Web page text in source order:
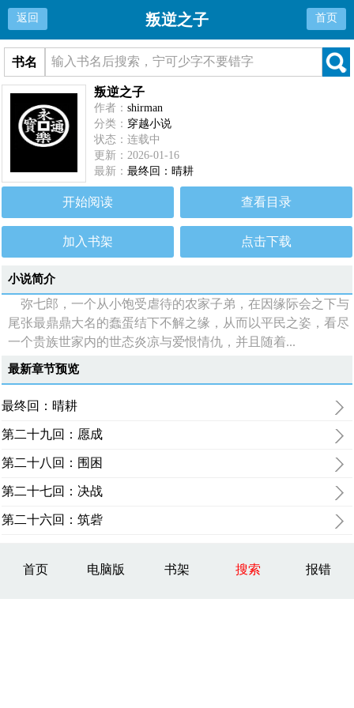
返回 叛逆之子 首页
书名
叛逆之子
作者：shirman
分类： 穿越小说
状态：连载中
更新：2026-01-16
最新：最终回：晴耕
开始阅读 查看目录
加入书架 点击下载
小说简介
弥七郎，一个从小饱受虐待的农家子弟，在因缘际会之下与
尾张最鼎鼎大名的蠢蛋结下不解之缘，从而以平民之姿，看尽
一个贵族世家内的世态炎凉与爱恨情仇，并且随着...
最新章节预览
最终回：晴耕
第二十九回：愿成
第二十八回：围困
第二十七回：决战
第二十六回：筑砦
首页 电脑版 书架 搜索 报错